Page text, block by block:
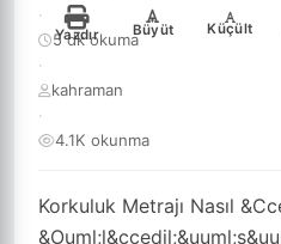
Korkuluk Metrajı Nasıl
·
5 dk okuma
·
kahraman
·
4.1K okunma
Yazdır
+
Büyüt
-
Küçült